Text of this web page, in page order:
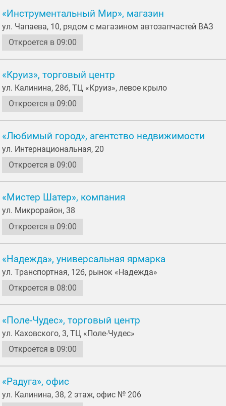
«Инструментальный Мир», магазин
ул. Чапаева, 10, рядом с магазином автозапчастей ВАЗ
Откроется в 09:00
«Круиз», торговый центр
ул. Калинина, 28б, ТЦ «Круиз», левое крыло
Откроется в 09:00
«Любимый город», агентство недвижимости
ул. Интернациональная, 20
Откроется в 09:00
«Мистер Шатер», компания
ул. Микрорайон, 38
Откроется в 09:00
«Надежда», универсальная ярмарка
ул. Транспортная, 12б, рынок «Надежда»
Откроется в 08:00
«Поле-Чудес», торговый центр
ул. Каховского, 3, ТЦ «Поле-Чудес»
Откроется в 09:00
«Радуга», офис
ул. Калинина, 38, 2 этаж, офис № 206